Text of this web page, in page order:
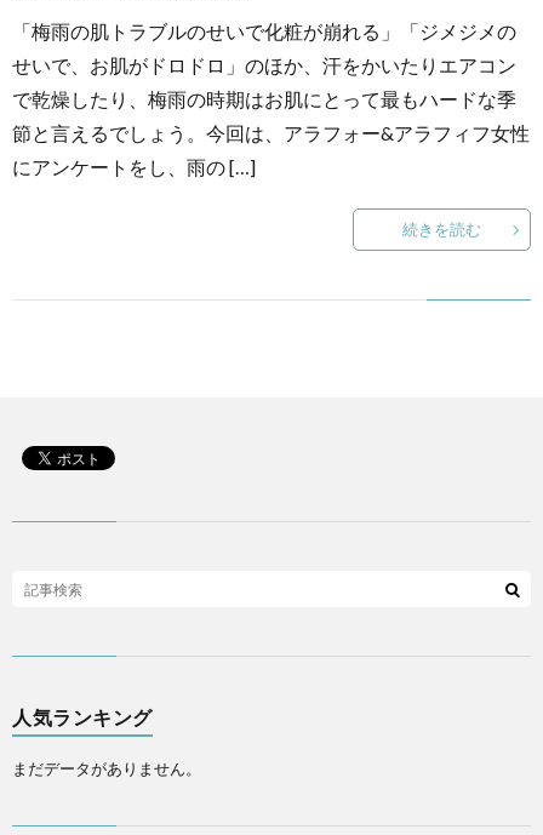
「梅雨の肌トラブルのせいで化粧が崩れる」「ジメジメの
せいで、お肌がドロドロ」のほか、汗をかいたりエアコン
で乾燥したり、梅雨の時期はお肌にとって最もハードな季
節と言えるでしょう。今回は、アラフォー&アラフィフ女性
にアンケートをし、雨の […]
続きを読む
人気ランキング
まだデータがありません。